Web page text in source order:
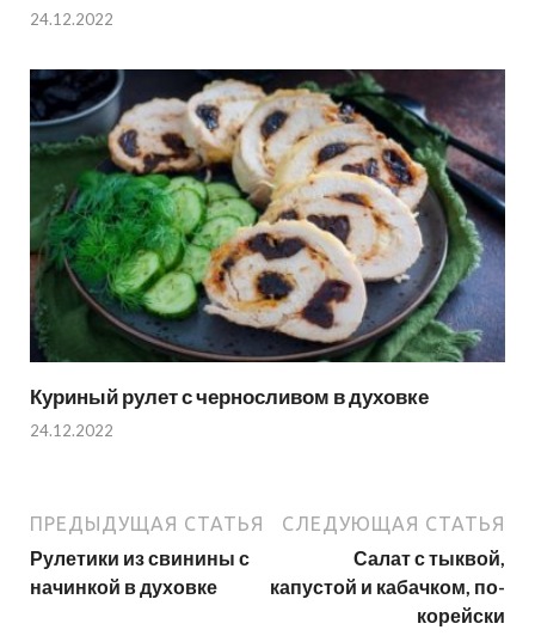
24.12.2022
Куриный рулет с черносливом в духовке
24.12.2022
ПРЕДЫДУЩАЯ СТАТЬЯ
Рулетики из свинины с
начинкой в духовке
СЛЕДУЮЩАЯ СТАТЬЯ
Салат с тыквой,
капустой и кабачком, по-
корейски